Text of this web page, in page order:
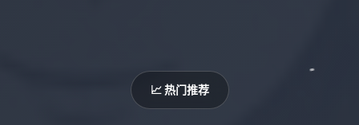
📈 热门推荐